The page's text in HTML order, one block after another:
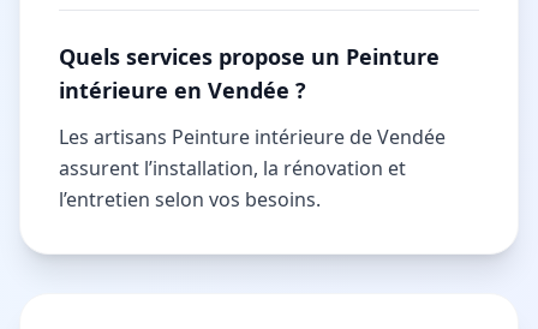
Quels services propose un Peinture
intérieure en Vendée ?
Les artisans Peinture intérieure de Vendée
assurent l’installation, la rénovation et
l’entretien selon vos besoins.